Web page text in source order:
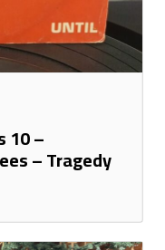
10 –
– Tragedy